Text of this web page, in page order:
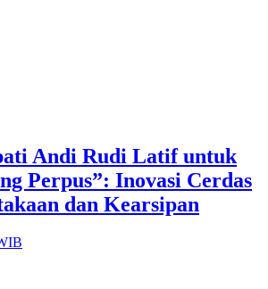
Andi Rudi Latif untuk
Perpus”: Inovasi Cerdas
dan Kearsipan